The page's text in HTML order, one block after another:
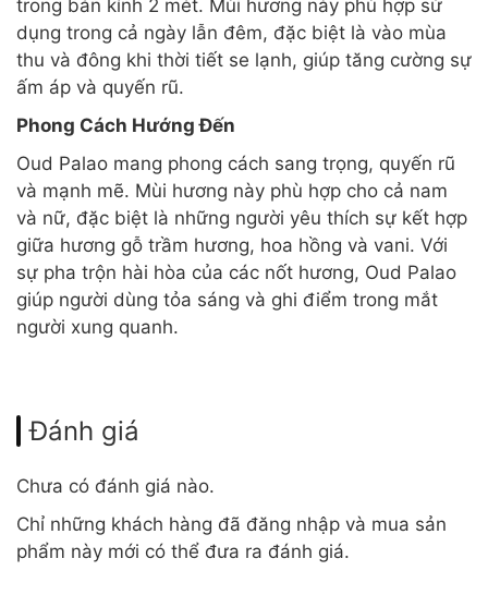
trong bán kính 2 mét. Mùi hương này phù hợp sử
dụng trong cả ngày lẫn đêm, đặc biệt là vào mùa
thu và đông khi thời tiết se lạnh, giúp tăng cường sự
ấm áp và quyến rũ.
Phong Cách Hướng Đến
Oud Palao mang phong cách sang trọng, quyến rũ
và mạnh mẽ. Mùi hương này phù hợp cho cả nam
và nữ, đặc biệt là những người yêu thích sự kết hợp
giữa hương gỗ trầm hương, hoa hồng và vani. Với
sự pha trộn hài hòa của các nốt hương, Oud Palao
giúp người dùng tỏa sáng và ghi điểm trong mắt
người xung quanh.
Đánh giá
Chưa có đánh giá nào.
Chỉ những khách hàng đã đăng nhập và mua sản
phẩm này mới có thể đưa ra đánh giá.